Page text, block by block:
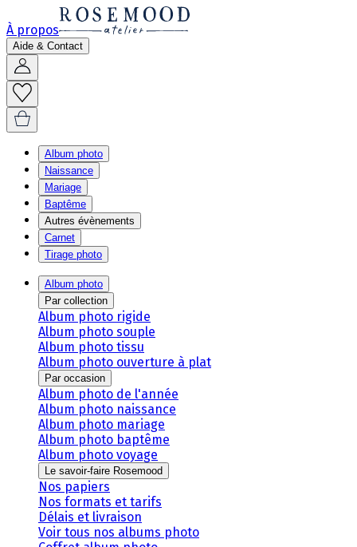
À propos
Aide & Contact
Album photo
Naissance
Mariage
Baptême
Autres évènements
Carnet
Tirage photo
Album photo
Par collection
Album photo rigide
Album photo souple
Album photo tissu
Album photo ouverture à plat
Par occasion
Album photo de l'année
Album photo naissance
Album photo mariage
Album photo baptême
Album photo voyage
Le savoir-faire Rosemood
Nos papiers
Nos formats et tarifs
Délais et livraison
Voir tous nos albums photo